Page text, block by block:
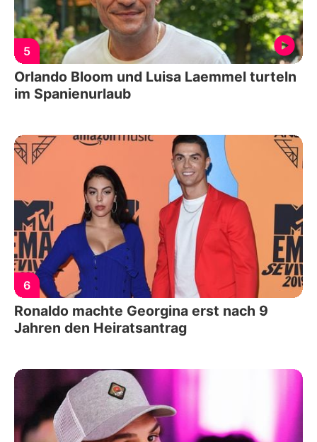
5
Orlando Bloom und Luisa Laemmel turteln
im Spanienurlaub
6
Ronaldo machte Georgina erst nach 9
Jahren den Heiratsantrag